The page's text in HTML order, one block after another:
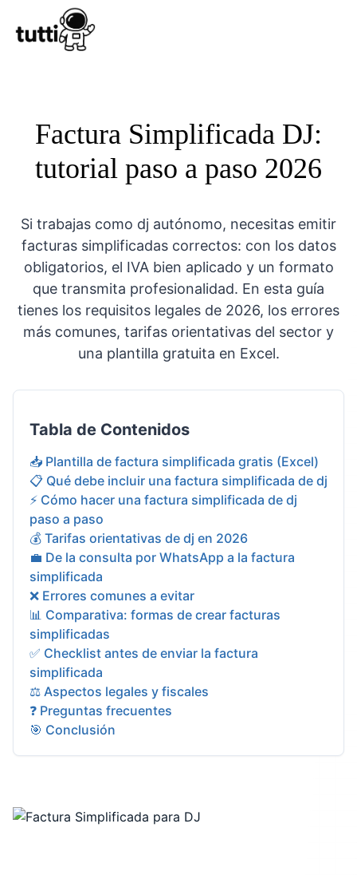
Factura Simplificada DJ:
tutorial paso a paso 2026
Si trabajas como dj autónomo, necesitas emitir
facturas simplificadas correctos: con los datos
obligatorios, el IVA bien aplicado y un formato
que transmita profesionalidad. En esta guía
tienes los requisitos legales de 2026, los errores
más comunes, tarifas orientativas del sector y
una plantilla gratuita en Excel.
Tabla de Contenidos
📥 Plantilla de factura simplificada gratis (Excel)
📋 Qué debe incluir una factura simplificada de dj
⚡ Cómo hacer una factura simplificada de dj
paso a paso
💰 Tarifas orientativas de dj en 2026
💼 De la consulta por WhatsApp a la factura
simplificada
❌ Errores comunes a evitar
📊 Comparativa: formas de crear facturas
simplificadas
✅ Checklist antes de enviar la factura
simplificada
⚖️ Aspectos legales y fiscales
❓ Preguntas frecuentes
🎯 Conclusión